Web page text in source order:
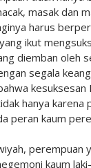
masak dan
harus
ikut
diemban oleh
segala
kesuksesan
hanya karena
peran kaum
perempuan
kaum